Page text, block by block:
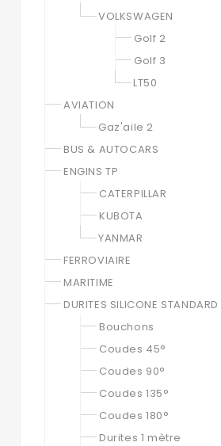
VOLKSWAGEN
Golf 2
Golf 3
LT50
AVIATION
Gaz'aile 2
BUS & AUTOCARS
ENGINS TP
CATERPILLAR
KUBOTA
YANMAR
FERROVIAIRE
MARITIME
DURITES SILICONE STANDARD
Bouchons
Coudes 45°
Coudes 90°
Coudes 135°
Coudes 180°
Durites 1 mètre